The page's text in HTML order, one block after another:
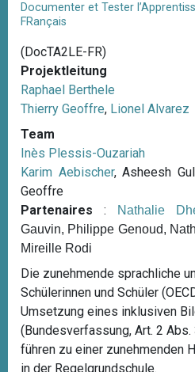
Documenter et Tester
FRançais
(DocTA2LE-FR)
Projektleitung
Raphael Berthele
Thierry Geoffre, Lionel Alvarez
Team
Inès Plessis-Ouzariah
Karim Aebischer, Asheesh
Geoffre
Partenaires : Nathalie
Gauvin, Philippe Genoud,
Mireille Rodi
Die zunehmende sprachliche
Schülerinnen und Schüler
Umsetzung eines inklusiven
(Bundesverfassung, Art. 2 Abs.
führen zu einer zunehmenden
in der Regelgrundschule.